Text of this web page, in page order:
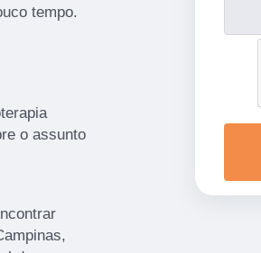
tempo.
o assunto